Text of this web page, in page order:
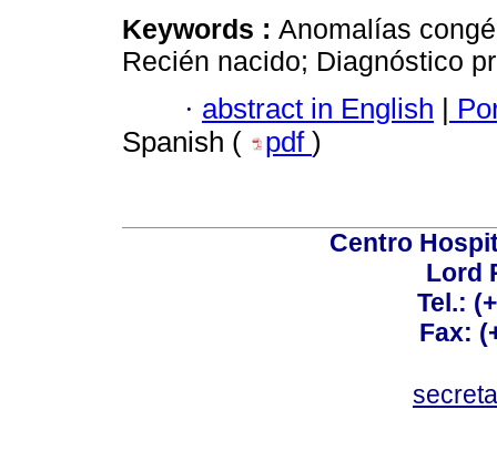
Keywords : Anomalías
Recién nacido; Diagnóstico
· abstract in English |
Spanish (
pdf )
Centro
Lord
Tel.:
Fax: